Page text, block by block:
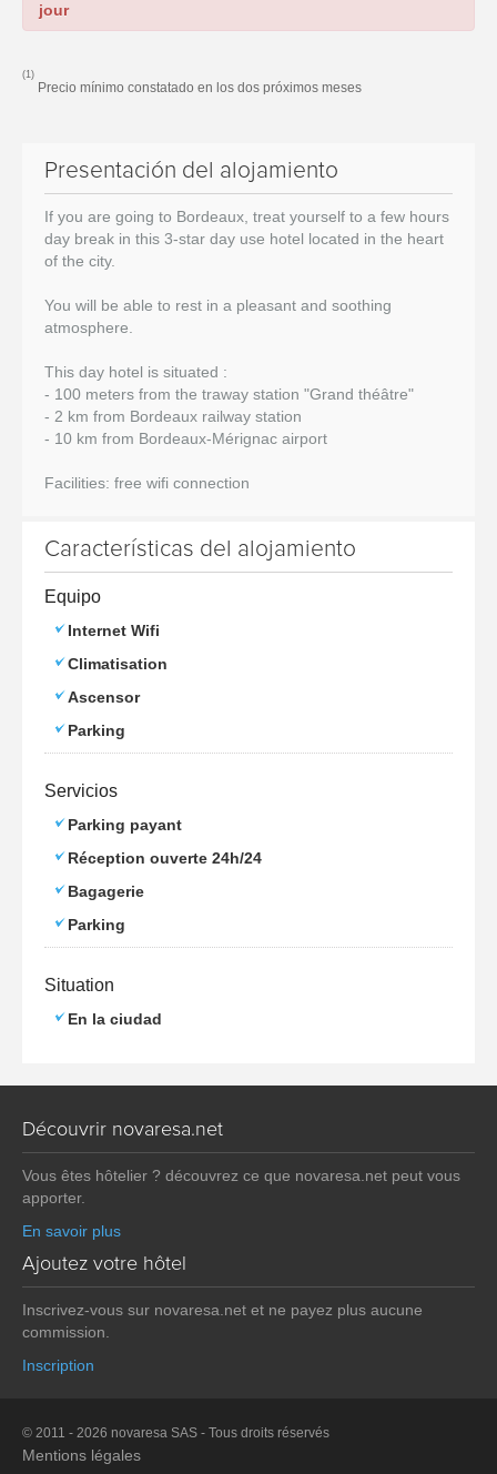
jour
(1)
Precio mínimo constatado en los dos próximos meses
Presentación del alojamiento
If you are going to Bordeaux, treat yourself to a few hours
day break in this 3-star day use hotel located in the heart
of the city.
You will be able to rest in a pleasant and soothing
atmosphere.
This day hotel is situated :
- 100 meters from the traway station "Grand théâtre"
- 2 km from Bordeaux railway station
- 10 km from Bordeaux-Mérignac airport
Facilities: free wifi connection
Características del alojamiento
Equipo
Internet Wifi
Climatisation
Ascensor
Parking
Servicios
Parking payant
Réception ouverte 24h/24
Bagagerie
Parking
Situation
En la ciudad
Découvrir novaresa.net
Vous êtes hôtelier ? découvrez ce que novaresa.net peut vous
apporter.
En savoir plus
Ajoutez votre hôtel
Inscrivez-vous sur novaresa.net et ne payez plus aucune
commission.
Inscription
© 2011 - 2026 novaresa SAS - Tous droits réservés
Mentions légales